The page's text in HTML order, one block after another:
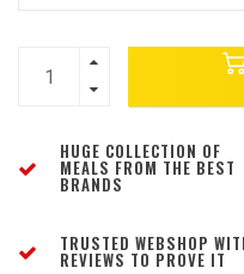
HUGE COLLECTION OF
MEALS FROM THE BEST
BRANDS
TRUSTED WEBSHOP
REVIEWS TO PROVE IT